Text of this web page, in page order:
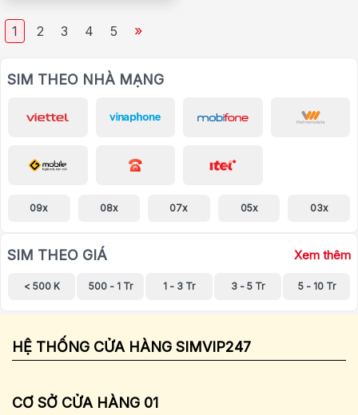
1 2 3 4 5 »
SIM THEO NHÀ MẠNG
09x 08x 07x 05x 03x
SIM THEO GIÁ Xem thêm
< 500 K 500 - 1 Tr 1 - 3 Tr 3 - 5 Tr 5 - 10 Tr
HỆ THỐNG CỬA HÀNG SIMVIP247
CƠ SỞ CỬA HÀNG 01